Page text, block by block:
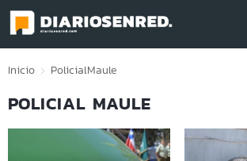
Click acá para ir directamente al contenido
Inicio PolicialMaule
POLICIAL MAULE